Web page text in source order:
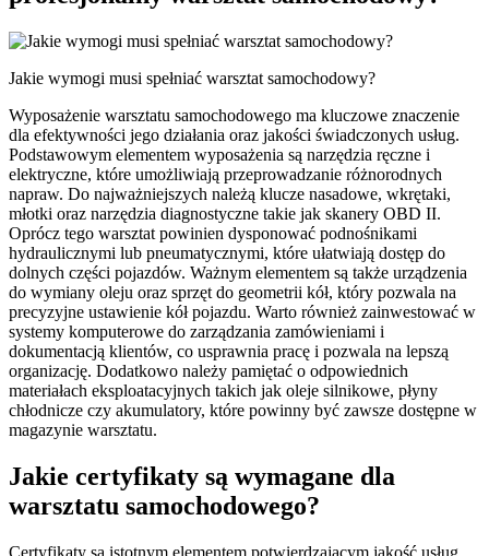
Jakie wymogi musi spełniać warsztat samochodowy?
Wyposażenie warsztatu samochodowego ma kluczowe znaczenie
dla efektywności jego działania oraz jakości świadczonych usług.
Podstawowym elementem wyposażenia są narzędzia ręczne i
elektryczne, które umożliwiają przeprowadzanie różnorodnych
napraw. Do najważniejszych należą klucze nasadowe, wkrętaki,
młotki oraz narzędzia diagnostyczne takie jak skanery OBD II.
Oprócz tego warsztat powinien dysponować podnośnikami
hydraulicznymi lub pneumatycznymi, które ułatwiają dostęp do
dolnych części pojazdów. Ważnym elementem są także urządzenia
do wymiany oleju oraz sprzęt do geometrii kół, który pozwala na
precyzyjne ustawienie kół pojazdu. Warto również zainwestować w
systemy komputerowe do zarządzania zamówieniami i
dokumentacją klientów, co usprawnia pracę i pozwala na lepszą
organizację. Dodatkowo należy pamiętać o odpowiednich
materiałach eksploatacyjnych takich jak oleje silnikowe, płyny
chłodnicze czy akumulatory, które powinny być zawsze dostępne w
magazynie warsztatu.
Jakie certyfikaty są wymagane dla
warsztatu samochodowego?
Certyfikaty są istotnym elementem potwierdzającym jakość usług